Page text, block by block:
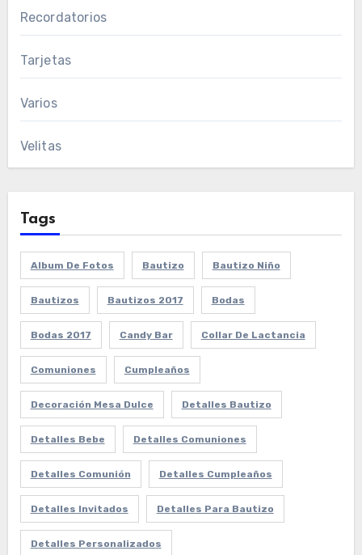
Recordatorios
Tarjetas
Varios
Velitas
Tags
Album De Fotos Bautizo Bautizo Niño
Bautizos Bautizos 2017 Bodas
Bodas 2017 Candy Bar Collar De Lactancia
Comuniones Cumpleaños
Decoración Mesa Dulce Detalles Bautizo
Detalles Bebe Detalles Comuniones
Detalles Comunión Detalles Cumpleaños
Detalles Invitados Detalles Para Bautizo
Detalles Personalizados